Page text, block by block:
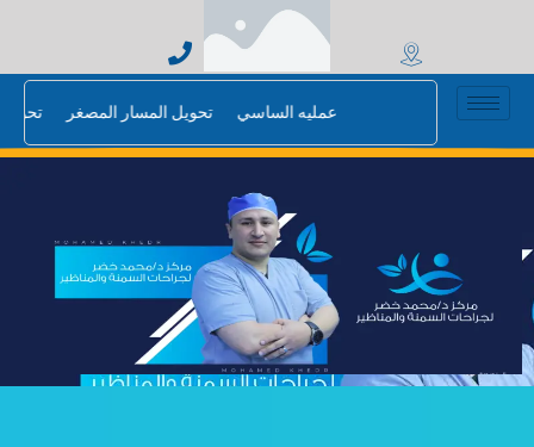
عمليه الساسي تحويل المسار المصغر